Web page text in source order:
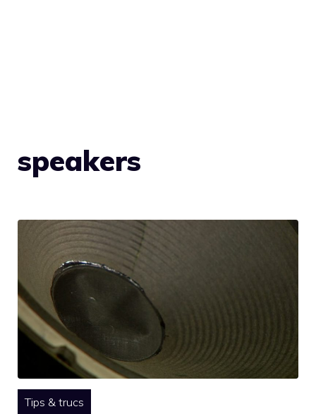
speakers
Tips & trucs